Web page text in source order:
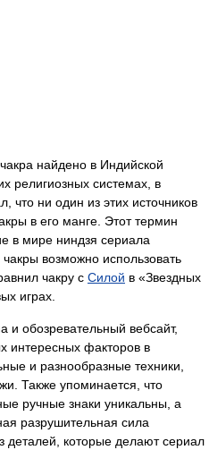
найдено в Индийской
религиозных системах, в
что ни один из этих источников
в его манге. Этот термин
в мире ниндзя сериала
возможно использовать
чакру с Силой в «Звездных
играх.
и обозревательный вебсайт,
интересных факторов в
и разнообразные техники,
Также упоминается, что
ручные знаки уникальны, а
разрушительная сила
деталей, которые делают сериал